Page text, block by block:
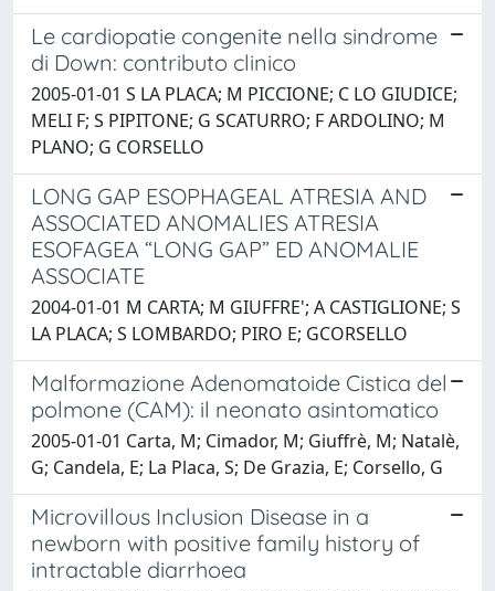
Le cardiopatie congenite nella sindrome
di Down: contributo clinico
2005-01-01 S LA PLACA; M PICCIONE; C LO GIUDICE;
MELI F; S PIPITONE; G SCATURRO; F ARDOLINO; M
PLANO; G CORSELLO
LONG GAP ESOPHAGEAL ATRESIA AND
ASSOCIATED ANOMALIES ATRESIA
ESOFAGEA “LONG GAP” ED ANOMALIE
ASSOCIATE
2004-01-01 M CARTA; M GIUFFRE'; A CASTIGLIONE; S
LA PLACA; S LOMBARDO; PIRO E; GCORSELLO
Malformazione Adenomatoide Cistica del
polmone (CAM): il neonato asintomatico
2005-01-01 Carta, M; Cimador, M; Giuffrè, M; Natalè,
G; Candela, E; La Placa, S; De Grazia, E; Corsello, G
Microvillous Inclusion Disease in a
newborn with positive family history of
intractable diarrhoea